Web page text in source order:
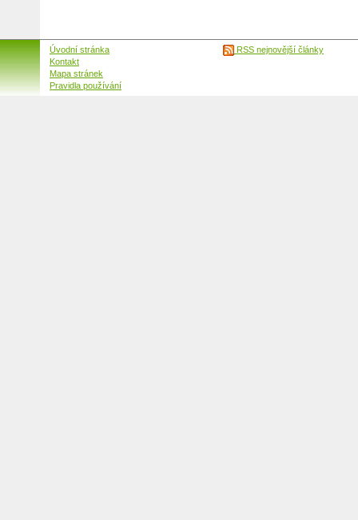
Úvodní stránka
Kontakt
Mapa stránek
Pravidla používání
RSS nejnovější články